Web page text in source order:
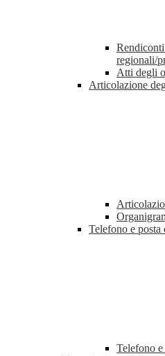
regionali/
Atti degli
Articolazione
Telefono e posta
Telefono e